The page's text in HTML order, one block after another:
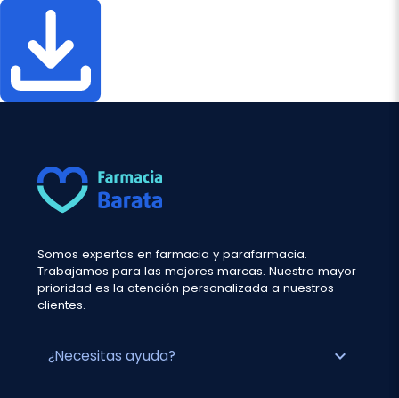
Somos expertos en farmacia y parafarmacia.
Trabajamos para las mejores marcas. Nuestra mayor
prioridad es la atención personalizada a nuestros
clientes.
¿Necesitas ayuda? expand_more